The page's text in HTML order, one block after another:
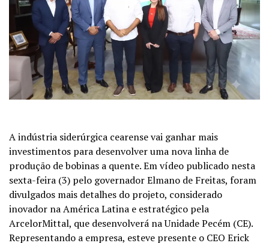
A indústria siderúrgica cearense vai ganhar mais
investimentos para desenvolver uma nova linha de
produção de bobinas a quente. Em vídeo publicado nesta
sexta-feira (3) pelo governador Elmano de Freitas, foram
divulgados mais detalhes do projeto, considerado
inovador na América Latina e estratégico pela
ArcelorMittal, que desenvolverá na Unidade Pecém (CE).
Representando a empresa, esteve presente o CEO Erick